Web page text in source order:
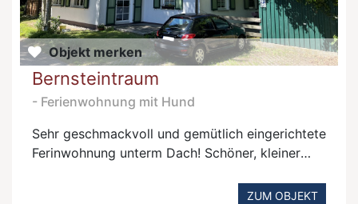
Objekt merken
Bernsteintraum
- Ferienwohnung mit Hund
Sehr geschmackvoll und gemütlich eingerichtete
Ferinwohnung unterm Dach! Schöner, kleiner
ZUM OBJEKT